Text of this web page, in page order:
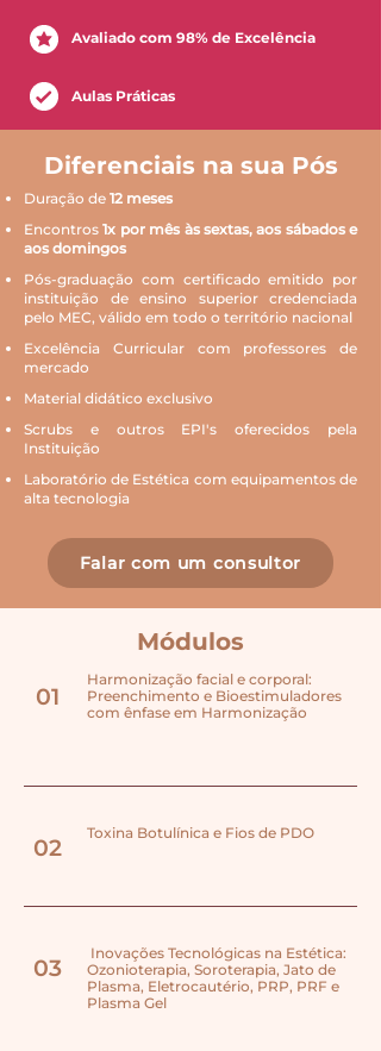
Avaliado com 98% de Excelência
Aulas Práticas
Diferenciais na sua Pós
Duração de 12 meses
Encontros 1x por mês às sextas, aos sábados e
aos domingos
Pós-graduação com certificado emitido por
instituição de ensino superior credenciada
pelo MEC, válido em todo o território nacional
Excelência Curricular com professores de
mercado
Material didático exclusivo
Scrubs e outros EPI's oferecidos pela
Instituição
Laboratório de Estética com equipamentos de
alta tecnologia
Falar com um consultor
Módulos
01
Harmonização facial e corporal:
Preenchimento e Bioestimuladores
com ênfase em Harmonização
02
Toxina Botulínica e Fios de PDO
03
Inovações Tecnológicas na Estética:
Ozonioterapia, Soroterapia, Jato de
Plasma, Eletrocautério, PRP, PRF e
Plasma Gel